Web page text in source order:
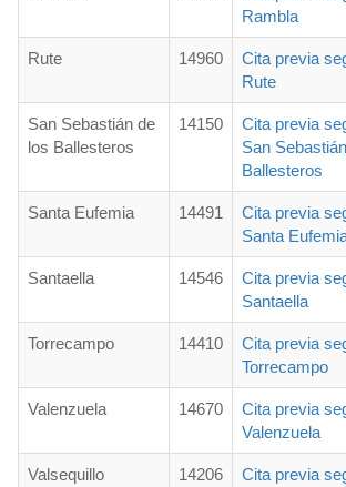
Rambla
Rute 14960
Cita previa
Rute
San Sebastián de
los Ballesteros
14150
Cita previa
San
Ballesteros
Santa Eufemia 14491
Cita previa
Santa
Santaella 14546
Cita previa
Santaella
Torrecampo 14410
Cita previa
Torrecampo
Valenzuela 14670
Cita previa
Valenzuela
Valsequillo 14206
Cita previa